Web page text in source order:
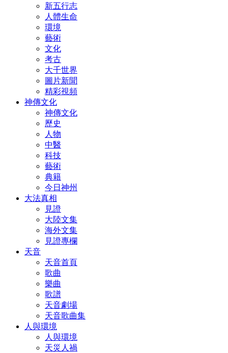
新五行志
人體生命
環境
藝術
文化
考古
大千世界
圖片新聞
精彩視頻
神傳文化
神傳文化
歷史
人物
中醫
科技
藝術
典籍
今日神州
大法真相
見證
大陸文集
海外文集
見證專欄
天音
天音首頁
歌曲
樂曲
歌譜
天音劇場
天音歌曲集
人與環境
人與環境
天災人禍